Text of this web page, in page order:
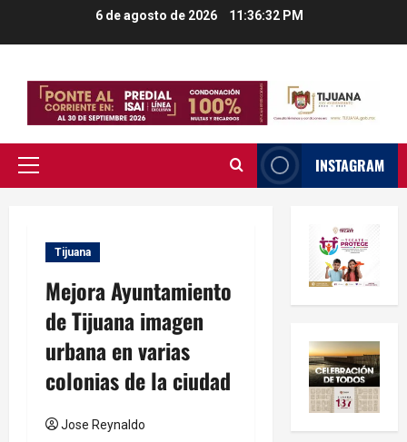
6 de agosto de 2026 11:36:33 PM
Menú
INSTAGRAM
Tijuana
Mejora Ayuntamiento
de Tijuana imagen
urbana en varias
colonias de la ciudad
Jose Reynaldo